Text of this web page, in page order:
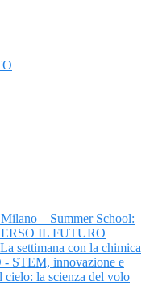
– Summer School:
IL FUTURO
settimana con la chimica
STEM, innovazione e
cielo: la scienza del volo